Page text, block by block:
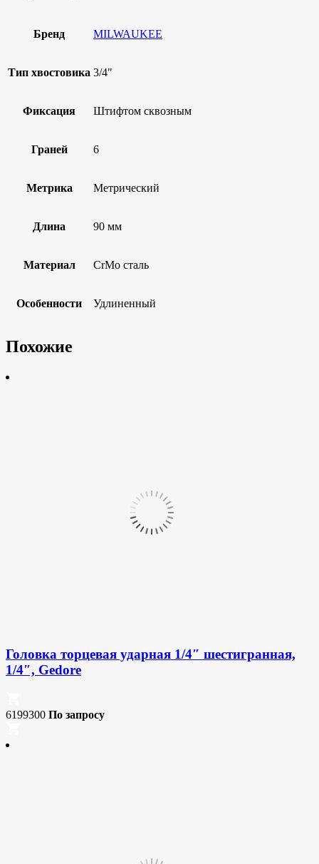
Бренд MILWAUKEE
Тип хвостовика 3/4"
Фиксация Штифтом сквозным
Граней 6
Метрика Метрический
Длина 90 мм
Материал CrMo сталь
Особенности Удлиненный
Похожие
Головка торцевая ударная 1/4″ шестигранная,
1/4″, Gedore
6199300 По запросу